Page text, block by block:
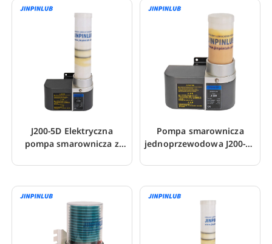
J200-5D Elektryczna
pompa smarownicza z
Pompa smarownicza
jednoprzewodowa J200-3R
smarowania